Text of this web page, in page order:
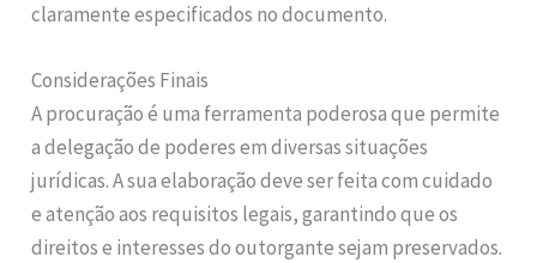
claramente especificados no documento.
Considerações Finais
A procuração é uma ferramenta poderosa que permite
a delegação de poderes em diversas situações
jurídicas. A sua elaboração deve ser feita com cuidado
e atenção aos requisitos legais, garantindo que os
direitos e interesses do outorgante sejam preservados.